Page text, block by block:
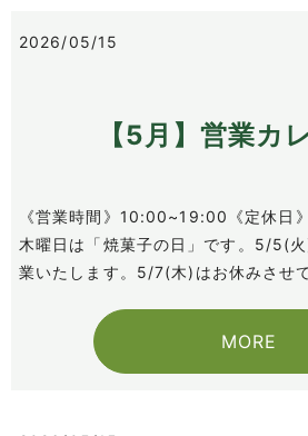
2026/05/15
【5月】営業カ
《営業時間》10:00~19:00《定休日
木曜日は「焼菓子の日」です。5/5(
業いたします。5/7(木)はお休みさせ
MORE